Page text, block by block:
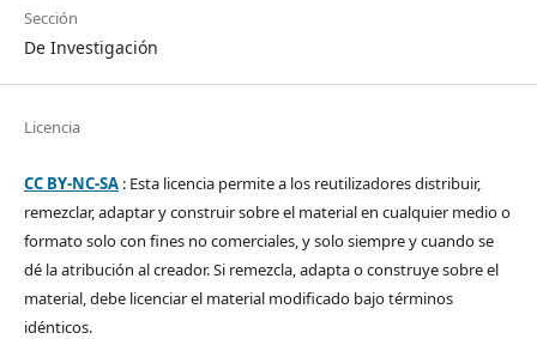
Sección
De Investigación
Licencia
CC BY-NC-SA: Esta licencia permite a los reutilizadores distribuir,
remezclar, adaptar y construir sobre el material en cualquier medio o
formato solo con fines no comerciales, y solo siempre y cuando se
dé la atribución al creador. Si remezcla, adapta o construye sobre el
material, debe licenciar el material modificado bajo términos
idénticos.